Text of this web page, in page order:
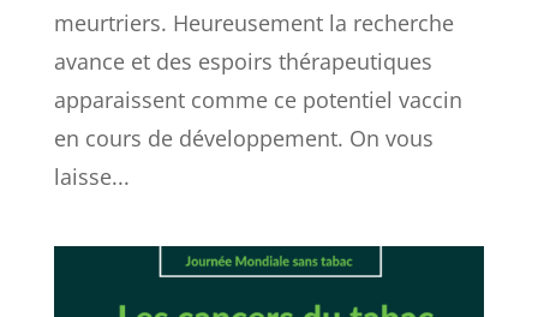
meurtriers. Heureusement la recherche
avance et des espoirs thérapeutiques
apparaissent comme ce potentiel vaccin
en cours de développement. On vous
laisse...